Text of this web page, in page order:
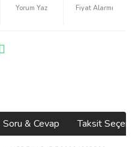
Yorum Yaz Fiyat Alarmı
Soru & Cevap Taksit